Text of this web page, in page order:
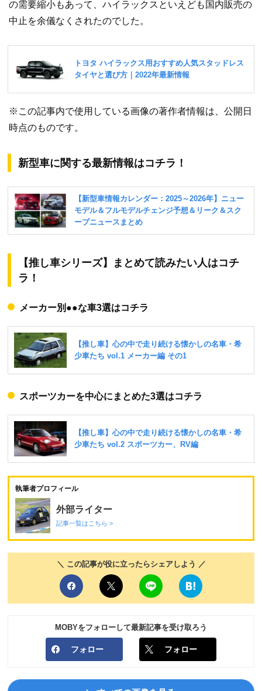
の需要縮小もあって、ハイラックスといえども国内販売の
中止を余儀なくされたのでした。
※この記事内で使用している画像の著作者情報は、公開日
時点のものです。
新型車に関する最新情報はコチラ！
【推し車シリーズ】まとめて読みたい人はコチ
ラ！
メーカー別●●な車3選はコチラ
スポーツカーを中心にまとめた3選はコチラ
執筆者プロフィール
外部ライター
記事一覧はこちら >
＼ この記事が役に立ったらシェアしよう ／
MOBYをフォローして最新記事を受け取ろう
フォロー フォロー